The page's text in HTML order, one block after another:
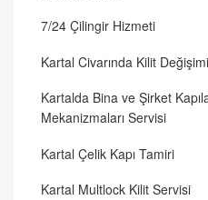
7/24 Çilingir Hizmeti
Kartal Civarında Kilit Değişimi
Kartalda Bina ve Şirket
Mekanizmaları Servisi
Kartal Çelik Kapı Tamiri
Kartal Multlock Kilit Servisi